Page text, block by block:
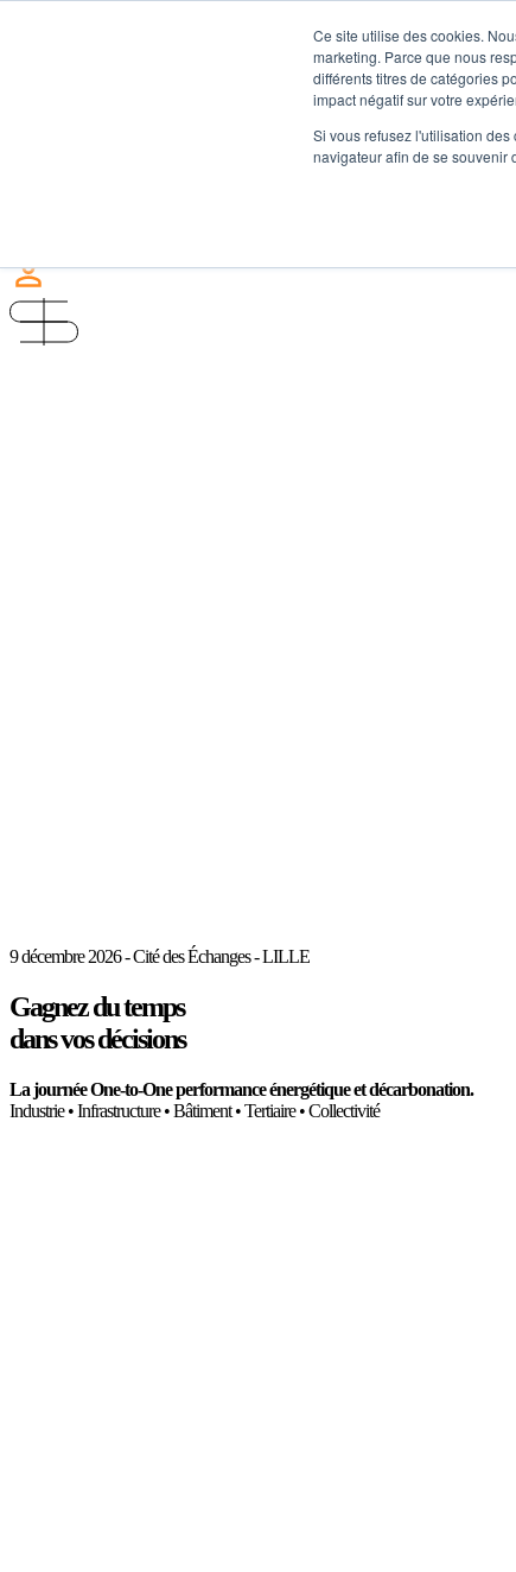
Ce site utilise des cookies.
marketing. Parce que nous
différents titres de catégories
impact négatif sur votre
Si vous refusez l'utilisation
navigateur afin de se souvenir
9 décembre 2026 - Cité des Échanges - LILLE
Gagnez du temps
dans vos décisions
La journée One-to-One performance énergétique et décarbonation.
Industrie • Infrastructure • Bâtiment • Tertiaire • Collectivité